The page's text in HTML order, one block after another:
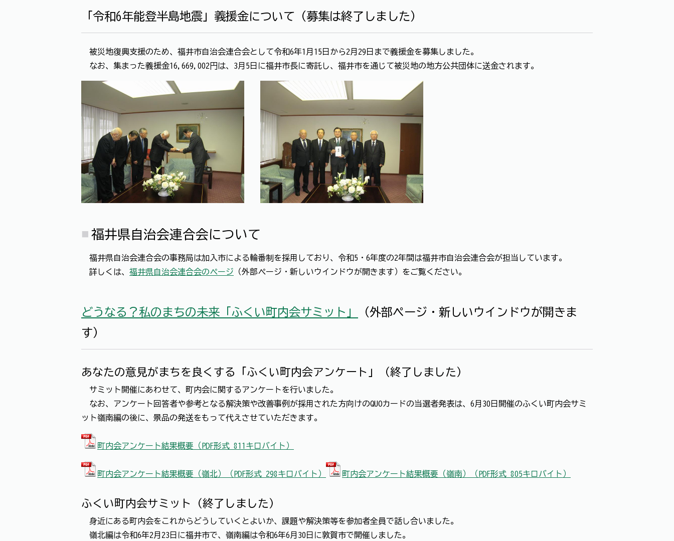
「令和6年能登半島地震」義援金について（募集は終了しました）
被災地復興支援のため、福井市自治会連合会として令和6年1月15日から2月29日まで義援金を募集しました。
なお、集まった義援金16,669,002円は、3月5日に福井市長に寄託し、福井市を通じて被災地の地方公共団体に送金されます。
福井県自治会連合会について
福井県自治会連合会の事務局は加入市による輪番制を採用しており、令和5・6年度の2年間は福井市自治会連合会が担当しています。
詳しくは、 福井県自治会連合会のページ （外部ページ・新しいウインドウが開きます）をご覧ください。
どうなる？私のまちの未来「ふくい町内会サミット」
（外部ページ・新しいウインドウが開きま
す）
あなたの意見がまちを良くする「ふくい町内会アンケート」（終了しました）
サミット開催にあわせて、町内会に関するアンケートを行いました。
なお、アンケート回答者や参考となる解決策や改善事例が採用された方向けのQUOカードの当選者発表は、6月30日開催のふくい町内会サミ
ット嶺南編の後に、景品の発送をもって代えさせていただきます。
町内会アンケート結果概要（PDF形式 811キロバイト）
町内会アンケート結果概要（嶺北）（PDF形式 298キロバイト） 町内会アンケート結果概要（嶺南）（PDF形式 805キロバイト）
ふくい町内会サミット（終了しました）
身近にある町内会をこれからどうしていくとよいか、課題や解決策等を参加者全員で話し合いました。
嶺北編は令和6年2月23日に福井市で、嶺南編は令和6年6月30日に敦賀市で開催しました。